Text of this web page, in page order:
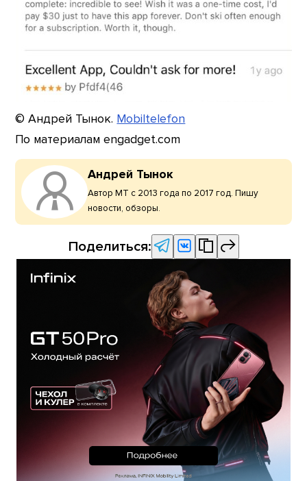
© Андрей Тынок. Mobiltelefon
По материалам engadget.com
Андрей Тынок
Автор МТ с 2013 года по 2017 год. Пишу
новости, обзоры.
Поделиться: